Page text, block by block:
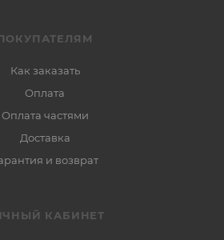
Как заказать
Оплата
Оплата частями
Доставка
и возврат
КАБИНЕТ